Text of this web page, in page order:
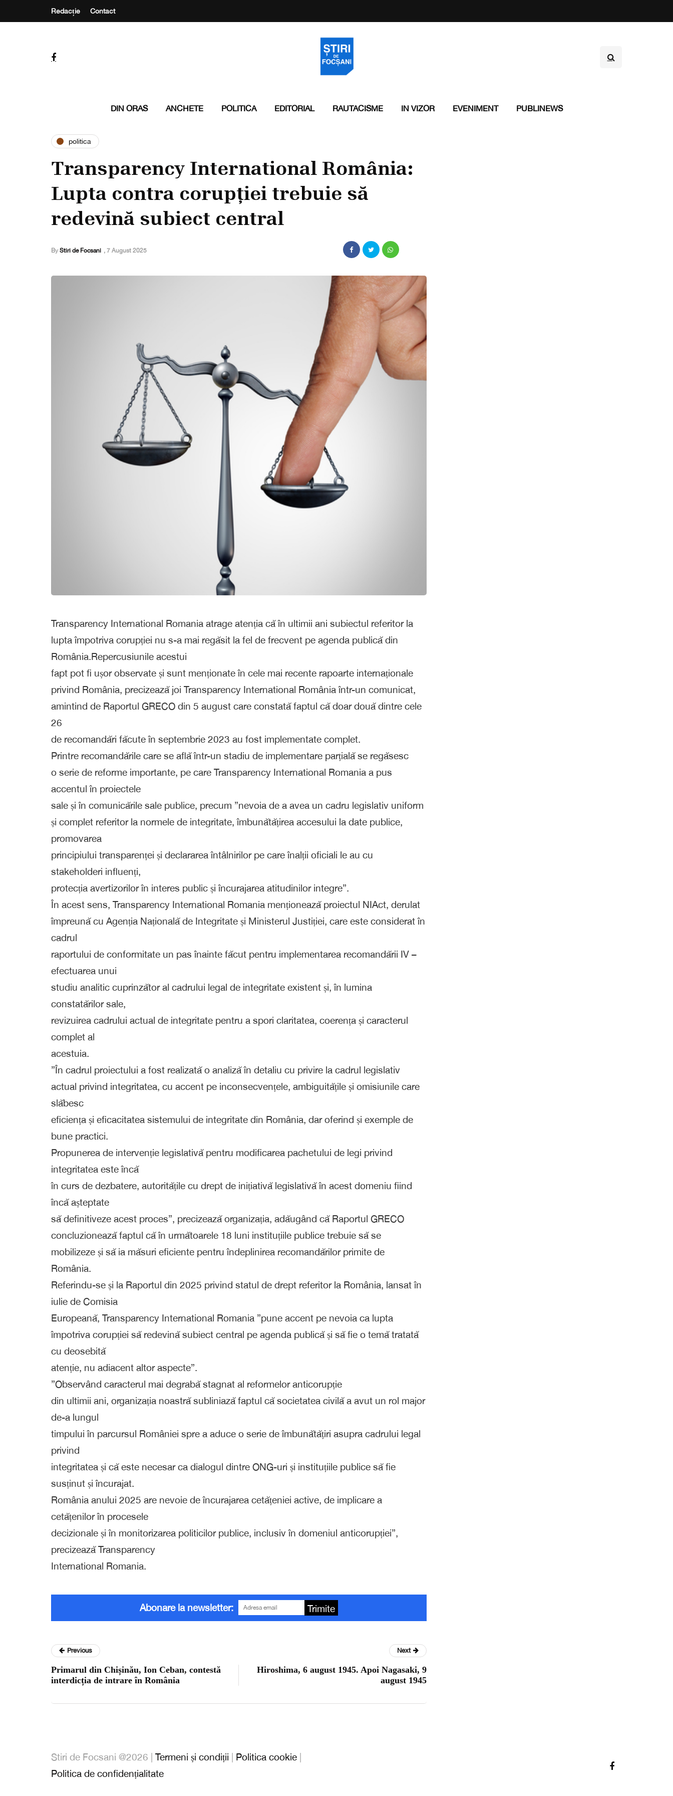
Redacție Contact
DIN ORAS ANCHETE POLITICA EDITORIAL RAUTACISME IN VIZOR EVENIMENT PUBLINEWS
politica
Transparency International România:
Lupta contra corupției trebuie să
redevină subiect central
By Stiri de Focsani , 7 August 2025
Transparency International Romania atrage atenția că în ultimii ani subiectul referitor la
lupta împotriva corupției nu s-a mai regăsit la fel de frecvent pe agenda publică din
România.Repercusiunile acestui
fapt pot fi ușor observate și sunt menționate în cele mai recente rapoarte internaționale
privind România, precizează joi Transparency International România într-un comunicat,
amintind de Raportul GRECO din 5 august care constată faptul că doar două dintre cele
26
de recomandări făcute în septembrie 2023 au fost implementate complet.
Printre recomandările care se află într-un stadiu de implementare parțială se regăsesc
o serie de reforme importante, pe care Transparency International Romania a pus
accentul în proiectele
sale și în comunicările sale publice, precum ”nevoia de a avea un cadru legislativ uniform
și complet referitor la normele de integritate, îmbunătățirea accesului la date publice,
promovarea
principiului transparenței și declararea întâlnirilor pe care înalții oficiali le au cu
stakeholderi influenți,
protecția avertizorilor în interes public și încurajarea atitudinilor integre”.
În acest sens, Transparency International Romania menționează proiectul NIAct, derulat
împreună cu Agenția Națională de Integritate și Ministerul Justiției, care este considerat în
cadrul
raportului de conformitate un pas înainte făcut pentru implementarea recomandării IV –
efectuarea unui
studiu analitic cuprinzător al cadrului legal de integritate existent și, în lumina
constatărilor sale,
revizuirea cadrului actual de integritate pentru a spori claritatea, coerența și caracterul
complet al
acestuia.
”În cadrul proiectului a fost realizată o analiză în detaliu cu privire la cadrul legislativ
actual privind integritatea, cu accent pe inconsecvențele, ambiguitățile și omisiunile care
slăbesc
eficiența și eficacitatea sistemului de integritate din România, dar oferind și exemple de
bune practici.
Propunerea de intervenție legislativă pentru modificarea pachetului de legi privind
integritatea este încă
în curs de dezbatere, autoritățile cu drept de inițiativă legislativă în acest domeniu fiind
încă așteptate
să definitiveze acest proces”, precizează organizația, adăugând că Raportul GRECO
concluzionează faptul că în următoarele 18 luni instituțiile publice trebuie să se
mobilizeze și să ia măsuri eficiente pentru îndeplinirea recomandărilor primite de
România.
Referindu-se și la Raportul din 2025 privind statul de drept referitor la România, lansat în
iulie de Comisia
Europeană, Transparency International Romania ”pune accent pe nevoia ca lupta
împotriva corupției să redevină subiect central pe agenda publică și să fie o temă tratată
cu deosebită
atenție, nu adiacent altor aspecte”.
”Observând caracterul mai degrabă stagnat al reformelor anticorupție
din ultimii ani, organizația noastră subliniază faptul că societatea civilă a avut un rol major
de-a lungul
timpului în parcursul României spre a aduce o serie de îmbunătățiri asupra cadrului legal
privind
integritatea și că este necesar ca dialogul dintre ONG-uri și instituțiile publice să fie
susținut și încurajat.
România anului 2025 are nevoie de încurajarea cetățeniei active, de implicare a
cetățenilor în procesele
decizionale și în monitorizarea politicilor publice, inclusiv în domeniul anticorupției”,
precizează Transparency
International Romania.
Abonare la newsletter: Trimite
Previous
Primarul din Chișinău, Ion Ceban, contestă
interdicția de intrare în România
Next
Hiroshima, 6 august 1945. Apoi Nagasaki, 9
august 1945
Stiri de Focsani @2026 | Termeni și condiții | Politica cookie |
Politica de confidențialitate